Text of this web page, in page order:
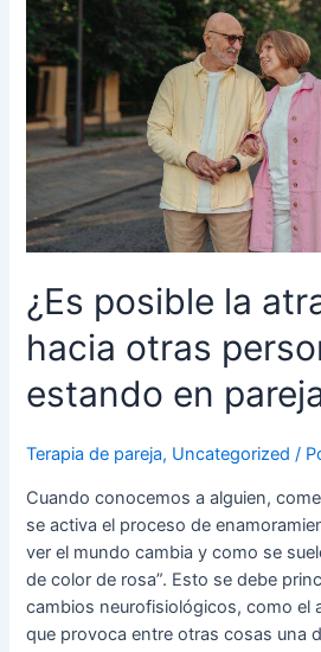
¿Es posible la
hacia otras
estando en
Terapia de pareja, Uncategorized /
Cuando conocemos a alguien,
se activa el proceso de
ver el mundo cambia y como se
de color de rosa”. Esto se debe
cambios neurofisiológicos, como el
que provoca entre otras cosas una
atracción
hacia
otras
personas
estando
en